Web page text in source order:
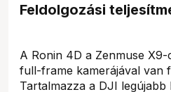
Feldolgozási
A Ronin 4D a Zenmuse
full-frame kamerájával van
Tartalmazza a DJI legújabb